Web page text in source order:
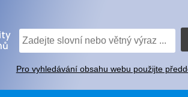
Pro vyhledávání obsahu webu použijte